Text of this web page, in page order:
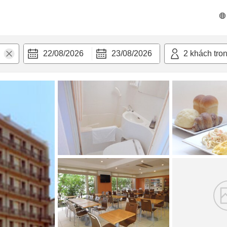
22/08/2026 23/08/2026 2 khách
nghi